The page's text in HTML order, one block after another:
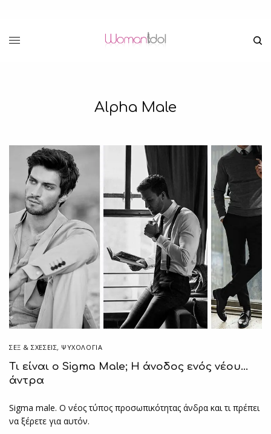
Alpha Male
ΣΕΞ & ΣΧΈΣΕΙΣ, ΨΥΧΟΛΟΓΙΑ
Τι είναι ο Sigma Male; Η άνοδος ενός νέου…
άντρα
Sigma male. Ο νέος τύπος προσωπικότητας άνδρα και τι πρέπει
να ξέρετε για αυτόν.